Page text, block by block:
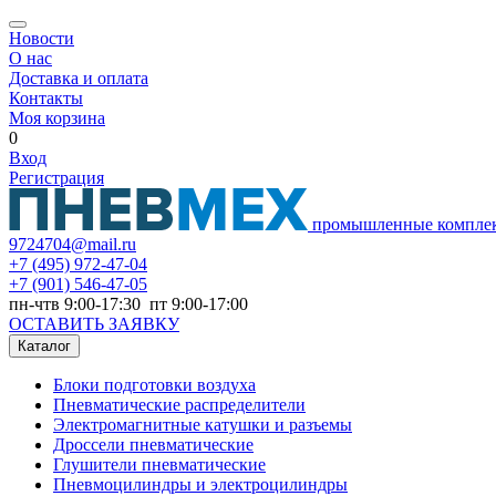
Новости
О нас
Доставка и оплата
Контакты
Моя корзина
0
Вход
Регистрация
промышленные
9724704@mail.ru
+7 (495) 972-47-04
+7 (901) 546-47-05
пн-чтв 9:00-17:30 пт 9:00-17:00
ОСТАВИТЬ ЗАЯВКУ
Каталог
Блоки подготовки воздуха
Пневматические распределители
Электромагнитные катушки и разъемы
Дроссели пневматические
Глушители пневматические
Пневмоцилиндры и электроцилиндры